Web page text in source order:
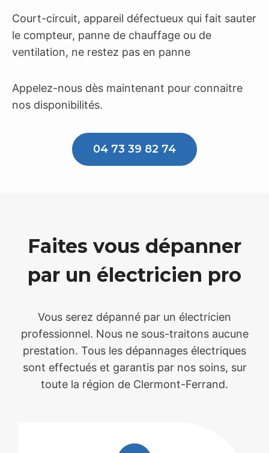
Court-circuit, appareil défectueux qui fait sauter
le compteur, panne de chauffage ou de
ventilation, ne restez pas en panne
Appelez-nous dès maintenant pour connaitre
nos disponibilités.
04 73 39 82 74
Faites vous dépanner
par un électricien pro
Vous serez dépanné par un électricien
professionnel. Nous ne sous-traitons aucune
prestation. Tous les dépannages électriques
sont effectués et garantis par nos soins, sur
toute la région de Clermont-Ferrand.